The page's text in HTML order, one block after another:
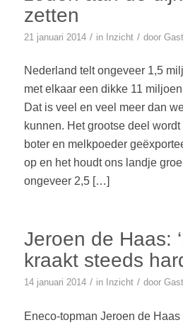
zetten
21 januari 2014 / in Inzicht / door
Nederland telt ongeveer 1,5
met elkaar een dikke 11
Dat is veel en veel meer dan
kunnen. Het grootse deel
boter en melkpoeder
op en het houdt ons landje
ongeveer 2,5 […]
Jeroen de Haas:
kraakt steeds
14 januari 2014 / in Inzicht / door
Eneco-topman Jeroen de